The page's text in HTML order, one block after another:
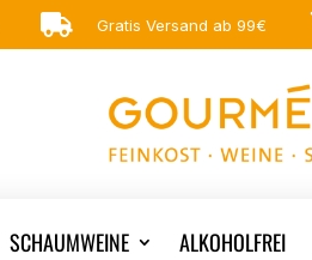
 Gratis Versand ab 99€
SCHAUMWEINE ALKOHOLFREI